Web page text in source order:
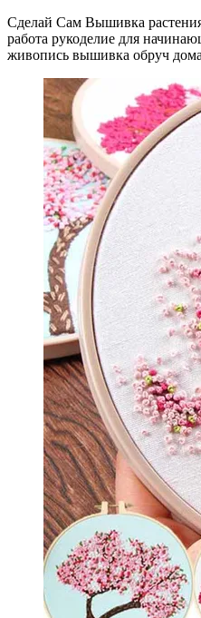
Сделай Сам Вышивка
работа рукоделие для
живопись вышивка обруч